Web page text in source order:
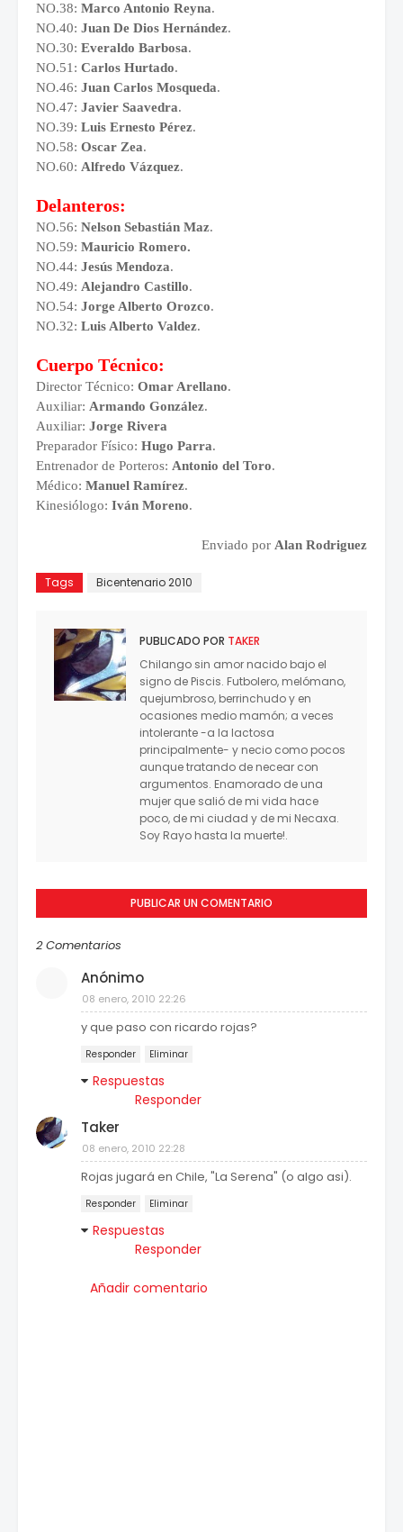
NO.38: Marco Antonio Reyna.
NO.40: Juan De Dios Hernández.
NO.30: Everaldo Barbosa.
NO.51: Carlos Hurtado.
NO.46: Juan Carlos Mosqueda.
NO.47: Javier Saavedra.
NO.39: Luis Ernesto Pérez.
NO.58: Oscar Zea.
NO.60: Alfredo Vázquez.
Delanteros:
NO.56: Nelson Sebastián Maz.
NO.59: Mauricio Romero.
NO.44: Jesús Mendoza.
NO.49: Alejandro Castillo.
NO.54: Jorge Alberto Orozco.
NO.32: Luis Alberto Valdez.
Cuerpo Técnico:
Director Técnico: Omar Arellano.
Auxiliar: Armando González.
Auxiliar: Jorge Rivera
Preparador Físico: Hugo Parra.
Entrenador de Porteros: Antonio del Toro.
Médico: Manuel Ramírez.
Kinesiólogo: Iván Moreno.
Enviado por Alan Rodriguez
Tags Bicentenario 2010
PUBLICADO POR TAKER
Chilango sin amor nacido bajo el
signo de Piscis. Futbolero, melómano,
quejumbroso, berrinchudo y en
ocasiones medio mamón; a veces
intolerante -a la lactosa
principalmente- y necio como pocos
aunque tratando de necear con
argumentos. Enamorado de una
mujer que salió de mi vida hace
poco, de mi ciudad y de mi Necaxa.
Soy Rayo hasta la muerte!.
PUBLICAR UN COMENTARIO
2 Comentarios
Anónimo
08 enero, 2010 22:26
y que paso con ricardo rojas?
Responder Eliminar
Respuestas
Responder
Taker
08 enero, 2010 22:28
Rojas jugará en Chile, "La Serena" (o algo asi).
Responder Eliminar
Respuestas
Responder
Añadir comentario